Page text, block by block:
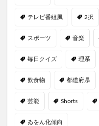
テレビ番組風 2択
スポーツ 音楽
毎日クイズ 理系
飲食物 都道府県
芸能 Shorts
ゐをん化傾向